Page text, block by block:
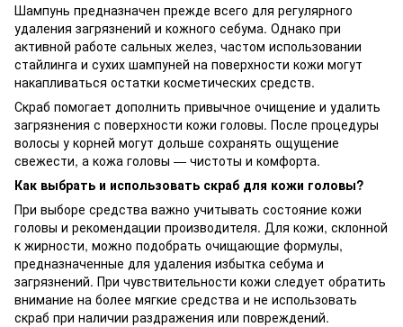
Шампунь предназначен прежде всего для регулярного
удаления загрязнений и кожного себума. Однако при
активной работе сальных желез, частом использовании
стайлинга и сухих шампуней на поверхности кожи могут
накапливаться остатки косметических средств.
Скраб помогает дополнить привычное очищение и удалить
загрязнения с поверхности кожи головы. После процедуры
волосы у корней могут дольше сохранять ощущение
свежести, а кожа головы — чистоты и комфорта.
Как выбрать и использовать скраб для кожи головы?
При выборе средства важно учитывать состояние кожи
головы и рекомендации производителя. Для кожи, склонной
к жирности, можно подобрать очищающие формулы,
предназначенные для удаления избытка себума и
загрязнений. При чувствительности кожи следует обратить
внимание на более мягкие средства и не использовать
скраб при наличии раздражения или повреждений.